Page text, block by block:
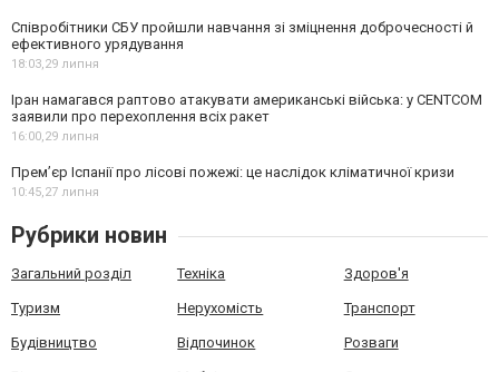
Співробітники СБУ пройшли навчання зі зміцнення доброчесності й
ефективного урядування
18:03,29 липня
Іран намагався раптово атакувати американські війська: у CENTCOM
заявили про перехоплення всіх ракет
16:00,29 липня
Прем’єр Іспанії про лісові пожежі: це наслідок кліматичної кризи
10:45,27 липня
Рубрики новин
Загальний розділ Техніка Здоров'я
Туризм Нерухомість Транспорт
Будівництво Відпочинок Розваги